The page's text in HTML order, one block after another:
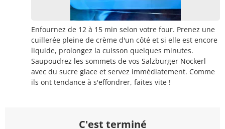
Enfournez de 12 à 15 min selon votre four. Prenez une
cuillerée pleine de crème d'un côté et si elle est encore
liquide, prolongez la cuisson quelques minutes.
Saupoudrez les sommets de vos Salzburger Nockerl
avec du sucre glace et servez immédiatement. Comme
ils ont tendance à s'effondrer, faites vite !
C'est terminé